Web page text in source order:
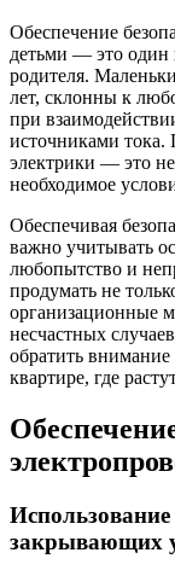
Обеспечение
детьми — это один
родителя.
лет, склонны к
при
источниками тока.
электрики — это не
необходимое
Обеспечивая
важно учитывать
любопытство и
продумать не
организационные
несчастных
обратить
квартире, где
закрывающих